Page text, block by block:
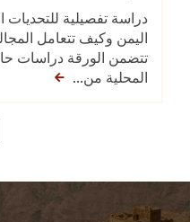
دراسة تفصيلية
اليمن وكيف تتعامل
تتضمن الورقة دراسات
المحلية من...